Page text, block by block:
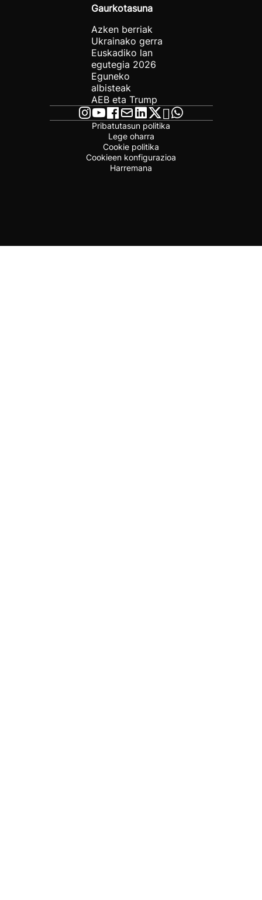
Gaurkotasuna
Azken berriak
Ukrainako gerra
Euskadiko lan
egutegia 2026
Eguneko
albisteak
AEB eta Trump
Pribatutasun politika
Lege oharra
Cookie politika
Cookieen konfigurazioa
Harremana